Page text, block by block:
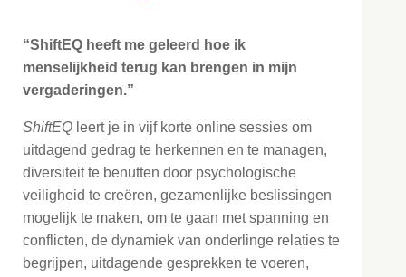
“ShiftEQ heeft me geleerd hoe ik
menselijkheid terug kan brengen in mijn
vergaderingen.”
ShiftEQ leert je in vijf korte online sessies om
uitdagend gedrag te herkennen en te managen,
diversiteit te benutten door psychologische
veiligheid te creëren, gezamenlijke beslissingen
mogelijk te maken, om te gaan met spanning en
conflicten, de dynamiek van onderlinge relaties te
begrijpen, uitdagende gesprekken te voeren,